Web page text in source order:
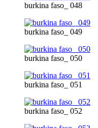
burkina faso_ 048
burkina faso_ 049
burkina faso_ 050
burkina faso_ 051
burkina faso_ 052